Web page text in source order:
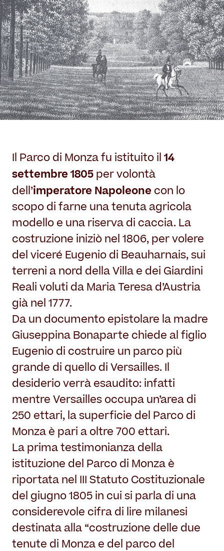
Il Parco di Monza fu istituito il 14
settembre 1805 per volontà
dell’imperatore Napoleone con lo
scopo di farne una tenuta agricola
modello e una riserva di caccia. La
costruzione iniziò nel 1806, per volere
del viceré Eugenio di Beauharnais, sui
terreni a nord della Villa e dei Giardini
Reali voluti da Maria Teresa d’Austria
già nel 1777.
Da un documento epistolare la madre
Giuseppina Bonaparte chiede al figlio
Eugenio di costruire un parco più
grande di quello di Versailles. Il
desiderio verrà esaudito: infatti
mentre Versailles occupa un’area di
250 ettari, la superficie del Parco di
Monza è pari a oltre 700 ettari.
La prima testimonianza della
istituzione del Parco di Monza è
riportata nel III Statuto Costituzionale
del giugno 1805 in cui si parla di una
considerevole cifra di lire milanesi
destinata alla “costruzione delle due
tenute di Monza e del parco del